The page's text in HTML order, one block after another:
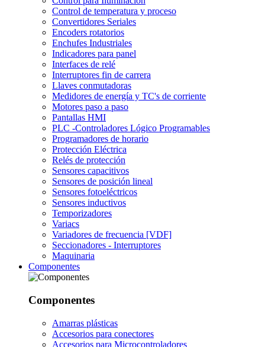
Control de temperatura y proceso
Convertidores Seriales
Encoders rotatorios
Enchufes Industriales
Indicadores para panel
Interfaces de relé
Interruptores fin de carrera
Llaves conmutadoras
Medidores de energía y TC's de corriente
Motores paso a paso
Pantallas HMI
PLC -Controladores Lógico Programables
Programadores de horario
Protección Eléctrica
Relés de protección
Sensores capacitivos
Sensores de posición lineal
Sensores fotoeléctricos
Sensores inductivos
Temporizadores
Variacs
Variadores de frecuencia [VDF]
Seccionadores - Interruptores
Maquinaria
Componentes
Componentes
Amarras plásticas
Accesorios para conectores
Accesorios para Microcontroladores